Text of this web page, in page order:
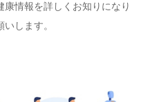
情報を詳しくお知りになり
します。